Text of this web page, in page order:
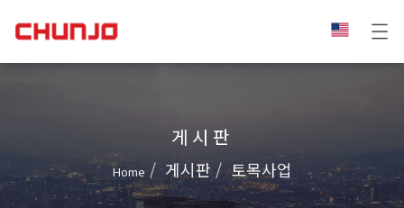
게시판
Home 게시판 토목사업